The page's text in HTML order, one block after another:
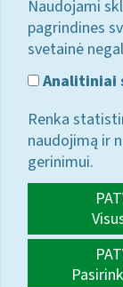
Naudojami
pagrindines
svetainė
Analitiniai
Renka
naudojimą ir
gerinimui.